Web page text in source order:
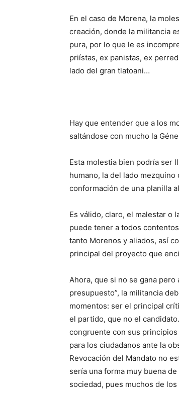
En el caso de Morena, la
creación, donde la militancia
pura, por lo que le es
priístas, ex panistas, ex
lado del gran tlatoani…
Hay que entender que a los
saltándose con mucho la
Esta molestia bien podría ser
humano, la del lado
conformación de una planilla
Es válido, claro, el malestar o
puede tener a todos
tanto Morenos y aliados, así
principal del proyecto que
Ahora, que si no se gana
presupuesto”, la militancia
momentos: ser el principal
el partido, que no el
congruente con sus
para los ciudadanos ante la
Revocación del Mandato no
sería una forma muy buena
sociedad, pues muchos de